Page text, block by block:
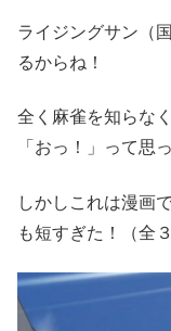
ライジングサン（
るからね！
全く麻雀を知らな
「おっ！」って思
しかしこれは漫画
も短すぎた！（全３